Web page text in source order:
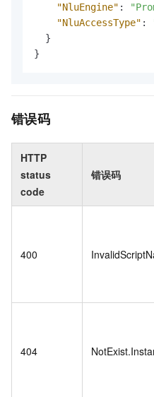
"NluEngine" :
"NluAccessType" :
}
}
错误码
HTTP
status
code
错误码
400
404